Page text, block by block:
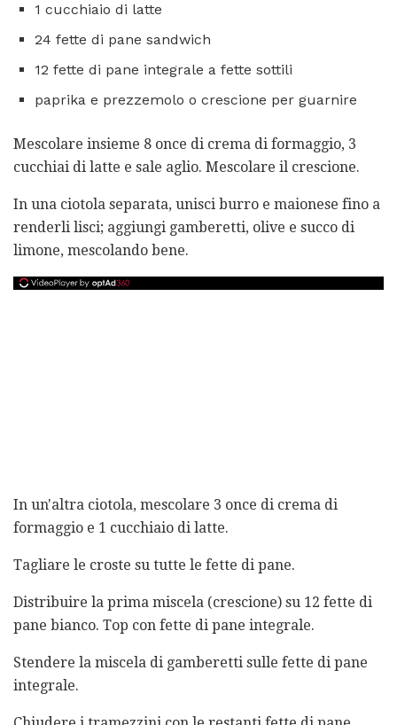
1 cucchiaio di latte
24 fette di pane sandwich
12 fette di pane integrale a fette sottili
paprika e prezzemolo o crescione per guarnire
Mescolare insieme 8 once di crema di formaggio, 3
cucchiai di latte e sale aglio. Mescolare il crescione.
In una ciotola separata, unisci burro e maionese fino a
renderli lisci; aggiungi gamberetti, olive e succo di
limone, mescolando bene.
In un'altra ciotola, mescolare 3 once di crema di
formaggio e 1 cucchiaio di latte.
Tagliare le croste su tutte le fette di pane.
Distribuire la prima miscela (crescione) su 12 fette di
pane bianco. Top con fette di pane integrale.
Stendere la miscela di gamberetti sulle fette di pane
integrale.